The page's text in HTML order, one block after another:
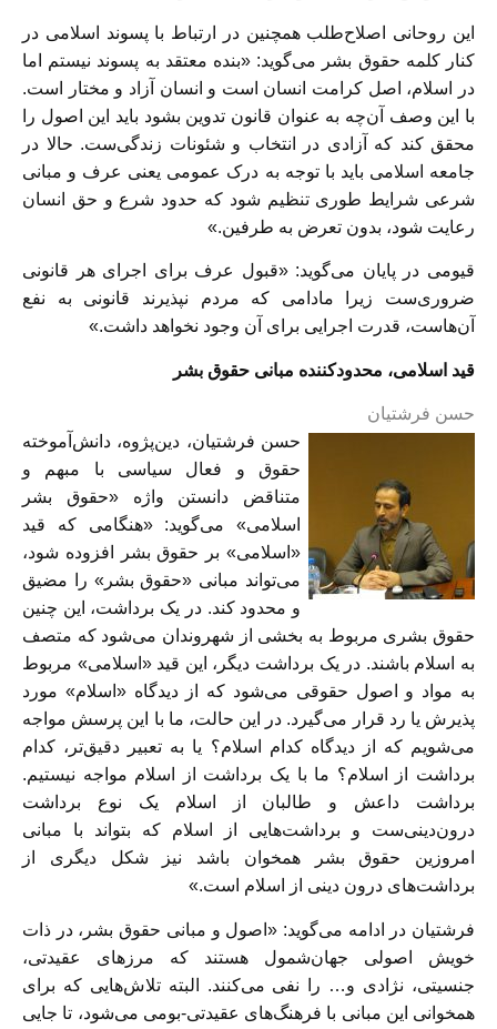
این روحانی اصلاح‌طلب همچنین در ارتباط با پسوند اسلامی در
کنار کلمه حقوق بشر می‌گوید: «بنده معتقد به پسوند نیستم اما
در اسلام، اصل کرامت انسان است و انسان آزاد و مختار است.
با این وصف آن‌چه به عنوان قانون تدوین بشود باید این اصول را
محقق کند که آزادی در انتخاب و شئونات زندگی‌ست. حالا در
جامعه اسلامی باید با توجه به درک عمومی یعنی عرف و مبانی
شرعی شرایط طوری تنظیم شود که حدود شرع و حق انسان
رعایت شود، بدون تعرض به طرفین.»
قیومی در پایان می‌گوید: «قبول عرف برای اجرای هر قانونی
ضروری‌ست زیرا مادامی که مردم نپذیرند قانونی به نفع
آن‌هاست، قدرت اجرایی برای آن وجود نخواهد داشت.»
قید اسلامی، محدودکننده مبانی حقوق بشر
حسن فرشتیان
حسن فرشتیان، دین‌پژوه، دانش‌آموخته
حقوق و فعال سیاسی با مبهم و
متناقض دانستن واژه «حقوق بشر
اسلامی» می‌گوید: «هنگامی که قید
«اسلامی» بر حقوق بشر افزوده شود،
می‌تواند مبانی «حقوق بشر» را مضیق
و محدود کند. در یک برداشت، این چنین
حقوق بشری مربوط به بخشی از شهروندان می‌شود که متصف
به اسلام باشند. در یک برداشت دیگر، این قید «اسلامی» مربوط
به مواد و اصول حقوقی می‌شود که از دیدگاه «اسلام» مورد
پذیرش یا رد قرار می‌گیرد. در این حالت، ما با این پرسش مواجه
می‌شویم که از دیدگاه کدام اسلام؟ یا به تعبیر دقیق‌تر، کدام
برداشت از اسلام؟ ما با یک برداشت از اسلام مواجه نیستیم.
برداشت داعش و طالبان از اسلام یک نوع برداشت
درون‌دینی‌ست و برداشت‌هایی از اسلام که بتواند با مبانی
امروزین حقوق بشر همخوان باشد نیز شکل دیگری از
برداشت‌های درون دینی از اسلام است.»
فرشتیان در ادامه می‌گوید: «اصول و مبانی حقوق بشر، در ذات
خویش اصولی جهان‌شمول هستند که مرزهای عقیدتی،
جنسیتی، نژادی و… را نفی می‌کنند. البته تلاش‌هایی که برای
همخوانی این مبانی با فرهنگ‌های عقیدتی-بومی می‌شود، تا جایی